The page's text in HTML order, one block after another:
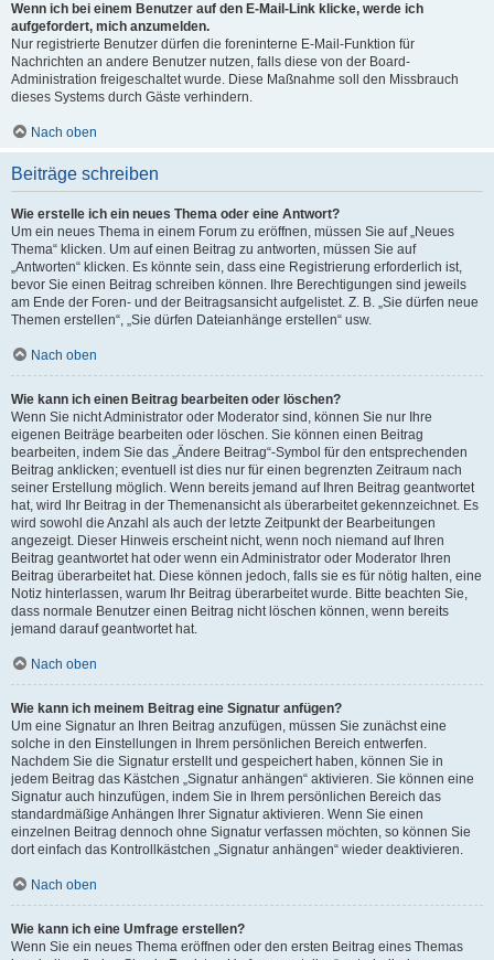
Wenn ich bei einem Benutzer auf den E-Mail-Link klicke, werde ich
aufgefordert, mich anzumelden.
Nur registrierte Benutzer dürfen die foreninterne E-Mail-Funktion für
Nachrichten an andere Benutzer nutzen, falls diese von der Board-
Administration freigeschaltet wurde. Diese Maßnahme soll den Missbrauch
dieses Systems durch Gäste verhindern.
Nach oben
Beiträge schreiben
Wie erstelle ich ein neues Thema oder eine Antwort?
Um ein neues Thema in einem Forum zu eröffnen, müssen Sie auf „Neues
Thema“ klicken. Um auf einen Beitrag zu antworten, müssen Sie auf
„Antworten“ klicken. Es könnte sein, dass eine Registrierung erforderlich ist,
bevor Sie einen Beitrag schreiben können. Ihre Berechtigungen sind jeweils
am Ende der Foren- und der Beitragsansicht aufgelistet. Z. B. „Sie dürfen neue
Themen erstellen“, „Sie dürfen Dateianhänge erstellen“ usw.
Nach oben
Wie kann ich einen Beitrag bearbeiten oder löschen?
Wenn Sie nicht Administrator oder Moderator sind, können Sie nur Ihre
eigenen Beiträge bearbeiten oder löschen. Sie können einen Beitrag
bearbeiten, indem Sie das „Ändere Beitrag“-Symbol für den entsprechenden
Beitrag anklicken; eventuell ist dies nur für einen begrenzten Zeitraum nach
seiner Erstellung möglich. Wenn bereits jemand auf Ihren Beitrag geantwortet
hat, wird Ihr Beitrag in der Themenansicht als überarbeitet gekennzeichnet. Es
wird sowohl die Anzahl als auch der letzte Zeitpunkt der Bearbeitungen
angezeigt. Dieser Hinweis erscheint nicht, wenn noch niemand auf Ihren
Beitrag geantwortet hat oder wenn ein Administrator oder Moderator Ihren
Beitrag überarbeitet hat. Diese können jedoch, falls sie es für nötig halten, eine
Notiz hinterlassen, warum Ihr Beitrag überarbeitet wurde. Bitte beachten Sie,
dass normale Benutzer einen Beitrag nicht löschen können, wenn bereits
jemand darauf geantwortet hat.
Nach oben
Wie kann ich meinem Beitrag eine Signatur anfügen?
Um eine Signatur an Ihren Beitrag anzufügen, müssen Sie zunächst eine
solche in den Einstellungen in Ihrem persönlichen Bereich entwerfen.
Nachdem Sie die Signatur erstellt und gespeichert haben, können Sie in
jedem Beitrag das Kästchen „Signatur anhängen“ aktivieren. Sie können eine
Signatur auch hinzufügen, indem Sie in Ihrem persönlichen Bereich das
standardmäßige Anhängen Ihrer Signatur aktivieren. Wenn Sie einen
einzelnen Beitrag dennoch ohne Signatur verfassen möchten, so können Sie
dort einfach das Kontrollkästchen „Signatur anhängen“ wieder deaktivieren.
Nach oben
Wie kann ich eine Umfrage erstellen?
Wenn Sie ein neues Thema eröffnen oder den ersten Beitrag eines Themas